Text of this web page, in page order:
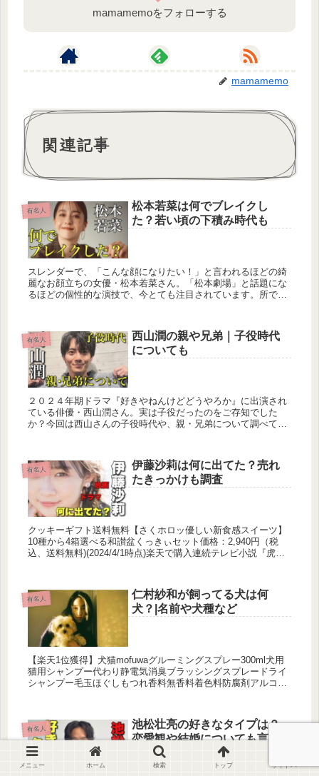
mamamemoをフォローする
mamamemo
関連記事
有名人
松本若菜は何でブレイクし
た？若い頃の下積み時代も
スレンダーで、「こんな顔になりたい！」と言われるほどの綺
麗なお顔立ちの女優・松本若菜さん。「松本劇場」と話題にな
るほどの個性的な演技で、今とても注目されています。所で、
有名人
西山潤の親や兄弟｜子役時代
についても
２０２４年期ドラマ『好きやねんけどどうやろか』に出演され
ている俳優・西山潤さん。実は子役だったのをご存知でした
か？今回は西山さんの子役時代や、親・兄弟について調べてみ
有名人
伊藤沙莉は何に出てた？売れ
たきっかけも調査
クッキーギフト送料無料【さくホロッ優しい新食感スイーツ】
10種から4箱選べる和讃盆くっきぃセット価格：2,940円（税
込、送料無料)(2024/4/1時点)楽天で購入連続テレビ小説『虎に
有名人
仁村紗和が飼ってる犬は何
犬？|名前や犬種など
【楽天1位獲得】犬猫mofuwaグルーミングスプレー300ml犬用
猫用シャンプー代わり静電気消臭ブラッシングスプレードライ
シャンプー毛玉ほぐしもつれ香料無香料着色料防腐剤アルコー
有名人
池松壮亮の好きなタイプは？
恋愛観や結婚についても言及
メニュー ホーム 検索 トップ サイドバー